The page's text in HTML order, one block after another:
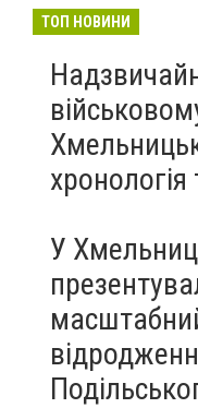
томограф
втрати
на
23:42
27 липня
ТОП НОВИНИ
хронологія
У